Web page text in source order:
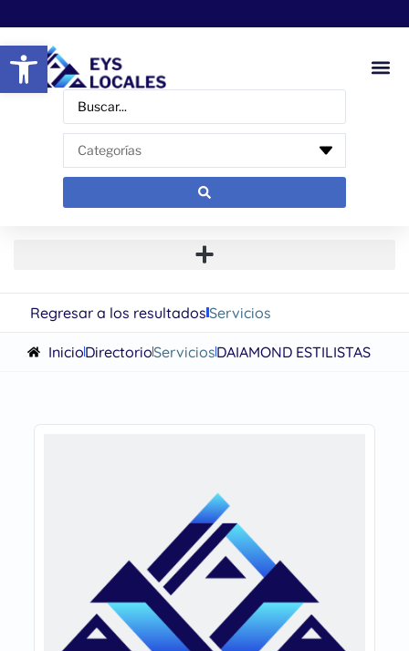
Abrir barra de herramientas
Regresar a los resultadosServicios
InicioDirectorioServiciosDAIAMOND ESTILISTAS